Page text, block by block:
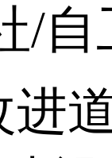
/自